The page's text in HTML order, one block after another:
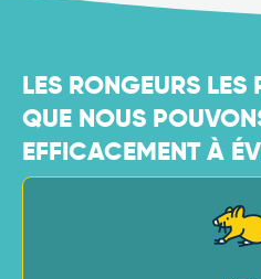
LES RONGEURS
QUE NOUS
EFFICACEMENT À